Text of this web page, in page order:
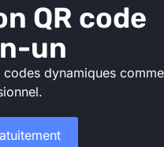
QR code
un
dynamiques comme